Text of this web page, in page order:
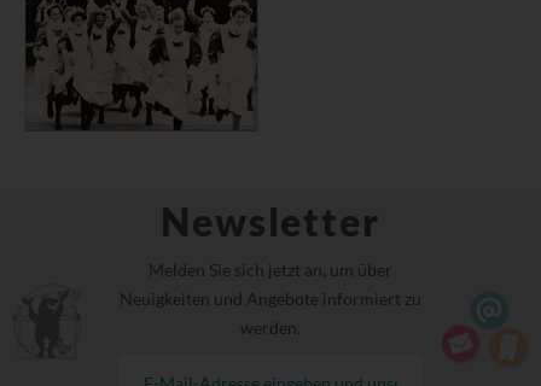
Newsletter
Melden Sie sich jetzt an, um über
Neuigkeiten und Angebote informiert zu
werden.